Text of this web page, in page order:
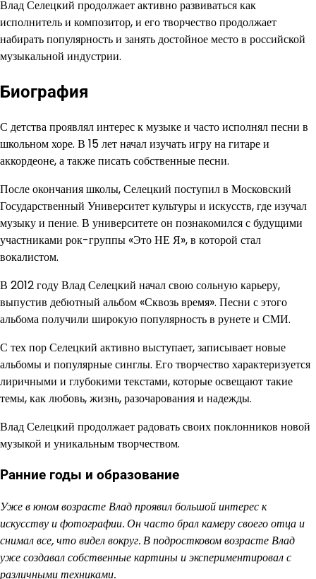
Влад Селецкий продолжает активно развиваться как
исполнитель и композитор, и его творчество продолжает
набирать популярность и занять достойное место в российской
музыкальной индустрии.
Биография
С детства проявлял интерес к музыке и часто исполнял песни в
школьном хоре. В 15 лет начал изучать игру на гитаре и
аккордеоне, а также писать собственные песни.
После окончания школы, Селецкий поступил в Московский
Государственный Университет культуры и искусств, где изучал
музыку и пение. В университете он познакомился с будущими
участниками рок-группы «Это НЕ Я», в которой стал
вокалистом.
В 2012 году Влад Селецкий начал свою сольную карьеру,
выпустив дебютный альбом «Сквозь время». Песни с этого
альбома получили широкую популярность в рунете и СМИ.
С тех пор Селецкий активно выступает, записывает новые
альбомы и популярные синглы. Его творчество характеризуется
лиричными и глубокими текстами, которые освещают такие
темы, как любовь, жизнь, разочарования и надежды.
Влад Селецкий продолжает радовать своих поклонников новой
музыкой и уникальным творчеством.
Ранние годы и образование
Уже в юном возрасте Влад проявил большой интерес к
искусству и фотографии. Он часто брал камеру своего отца и
снимал все, что видел вокруг. В подростковом возрасте Влад
уже создавал собственные картины и экспериментировал с
различными техниками.